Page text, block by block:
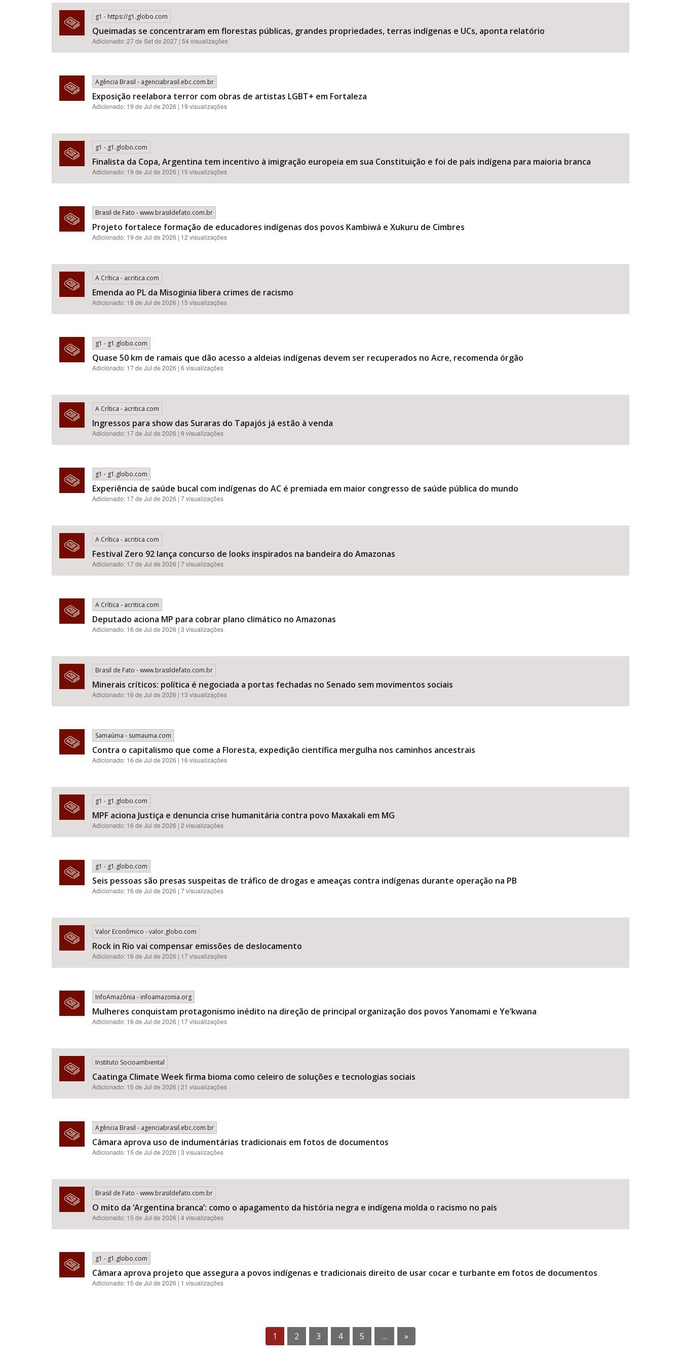
g1 - https://g1.globo.com
Queimadas se concentraram em florestas públicas, grandes propriedades, terras indígenas e UCs, aponta relatório
Adicionado: 27 de Set de 2027 | 54 visualizações
Agência Brasil - agenciabrasil.ebc.com.br
Exposição reelabora terror com obras de artistas LGBT+ em Fortaleza
Adicionado: 19 de Jul de 2026 | 19 visualizações
g1 - g1.globo.com
Finalista da Copa, Argentina tem incentivo à imigração europeia em sua Constituição e foi de país indígena para maioria branca
Adicionado: 19 de Jul de 2026 | 15 visualizações
Brasil de Fato - www.brasildefato.com.br
Projeto fortalece formação de educadores indígenas dos povos Kambiwá e Xukuru de Cimbres
Adicionado: 19 de Jul de 2026 | 12 visualizações
A Crítica - acritica.com
Emenda ao PL da Misoginia libera crimes de racismo​​​​​​​​​​​​​​​​​​​​​​​​​​​​​​​​​​​​​​​​​​
Adicionado: 18 de Jul de 2026 | 15 visualizações
g1 - g1.globo.com
Quase 50 km de ramais que dão acesso a aldeias indígenas devem ser recuperados no Acre, recomenda órgão
Adicionado: 17 de Jul de 2026 | 6 visualizações
A Crítica - acritica.com
Ingressos para show das Suraras do Tapajós já estão à venda
Adicionado: 17 de Jul de 2026 | 9 visualizações
g1 - g1.globo.com
Experiência de saúde bucal com indígenas do AC é premiada em maior congresso de saúde pública do mundo
Adicionado: 17 de Jul de 2026 | 7 visualizações
A Crítica - acritica.com
Festival Zero 92 lança concurso de looks inspirados na bandeira do Amazonas
Adicionado: 17 de Jul de 2026 | 7 visualizações
A Crítica - acritica.com
Deputado aciona MP para cobrar plano climático no Amazonas
Adicionado: 16 de Jul de 2026 | 3 visualizações
Brasil de Fato - www.brasildefato.com.br
Minerais críticos: política é negociada a portas fechadas no Senado sem movimentos sociais
Adicionado: 16 de Jul de 2026 | 13 visualizações
Samaúma - sumauma.com
Contra o capitalismo que come a Floresta, expedição científica mergulha nos caminhos ancestrais
Adicionado: 16 de Jul de 2026 | 16 visualizações
g1 - g1.globo.com
MPF aciona Justiça e denuncia crise humanitária contra povo Maxakali em MG
Adicionado: 16 de Jul de 2026 | 2 visualizações
g1 - g1.globo.com
Seis pessoas são presas suspeitas de tráfico de drogas e ameaças contra indígenas durante operação na PB
Adicionado: 16 de Jul de 2026 | 7 visualizações
Valor Econômico - valor.globo.com
Rock in Rio vai compensar emissões de deslocamento
Adicionado: 16 de Jul de 2026 | 17 visualizações
InfoAmazônia - infoamazonia.org
Mulheres conquistam protagonismo inédito na direção de principal organização dos povos Yanomami e Ye’kwana
Adicionado: 16 de Jul de 2026 | 17 visualizações
Instituto Socioambiental
Caatinga Climate Week firma bioma como celeiro de soluções e tecnologias sociais
Adicionado: 15 de Jul de 2026 | 21 visualizações
Agência Brasil - agenciabrasil.ebc.com.br
Câmara aprova uso de indumentárias tradicionais em fotos de documentos
Adicionado: 15 de Jul de 2026 | 3 visualizações
Brasil de Fato - www.brasildefato.com.br
O mito da ‘Argentina branca’: como o apagamento da história negra e indígena molda o racismo no país
Adicionado: 15 de Jul de 2026 | 4 visualizações
g1 - g1.globo.com
Câmara aprova projeto que assegura a povos indígenas e tradicionais direito de usar cocar e turbante em fotos de documentos
Adicionado: 15 de Jul de 2026 | 1 visualizações
1 2 3 4 5 … »